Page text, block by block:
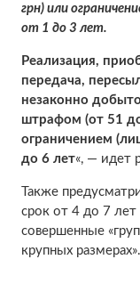
грн) или
от 1 до 3 лет.
Реализация,
передача,
незаконно
штрафом (от 51
ограничением
до 6 лет«, — идет
Также
срок от 4 до 7
совершенные
крупных размерах».